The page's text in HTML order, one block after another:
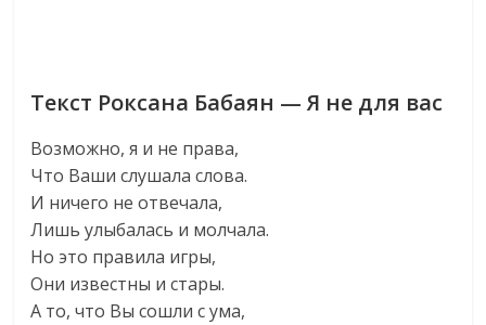
Текст Роксана Бабаян — Я не для вас
Возможно, я и не права,
Что Ваши слушала слова.
И ничего не отвечала,
Лишь улыбалась и молчала.
Но это правила игры,
Они известны и стары.
А то, что Вы сошли с ума,